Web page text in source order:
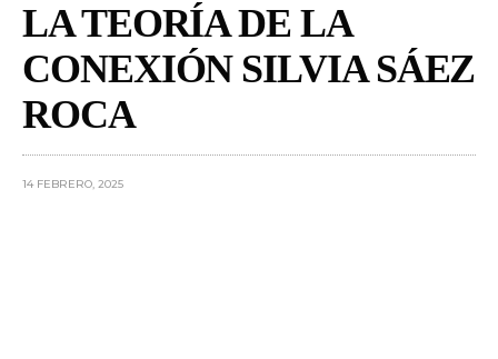
LA TEORÍA DE LA
CONEXIÓN SILVIA SÁEZ
ROCA
14 FEBRERO, 2025